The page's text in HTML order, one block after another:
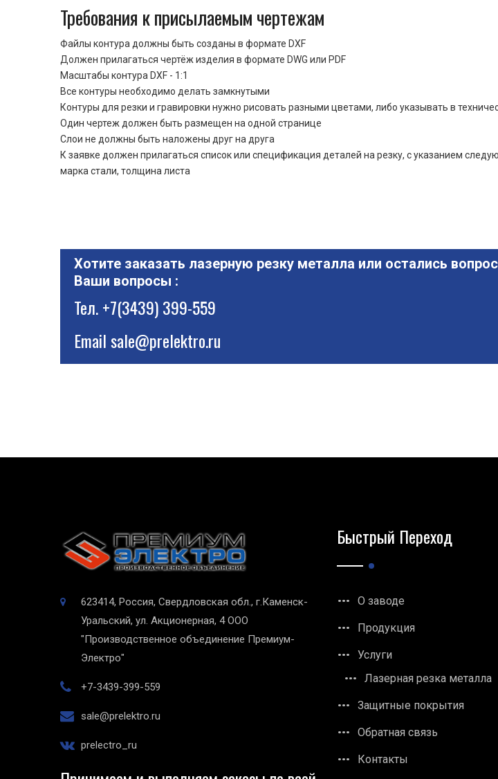
Требования к присылаемым чертежам
Файлы контура должны быть созданы в формате DXF
Должен прилагаться чертёж изделия в формате DWG или PDF
Масштабы контура DXF - 1:1
Все контуры необходимо делать замкнутыми
Контуры для резки и гравировки нужно рисовать разными цветами, либо указывать в
Один чертеж должен быть размещен на одной странице
Cлои не должны быть наложены друг на друга
К заявке должен прилагаться список или спецификация деталей на резку, с указанием
марка стали, толщина листа
Хотите заказать лазерную резку металла или остались
Ваши вопросы :
Тел.+7(3439) 399-559
Emailsale@prelektro.ru
623414, Россия, Свердловская обл., г.Каменск-
Уральский, ул. Акционерная, 4 ООО
"Производственное объединение Премиум-
Электро"
+7-3439-399-559
sale@prelektro.ru
prelectro_ru
Быстрый Переход
О заводе
Продукция
Услуги
Лазерная резка металла
Защитные покрытия
Обратная связь
Контакты